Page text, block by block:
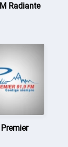
Radiante